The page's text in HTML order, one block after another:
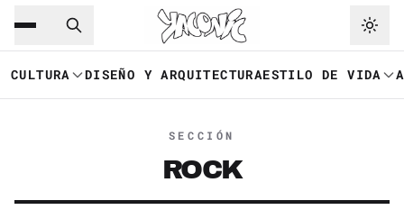
Saltar al contenido principal
CULTURA DISEÑO Y ARQUITECTURAESTILO DE VIDA
SECCIÓN
ROCK